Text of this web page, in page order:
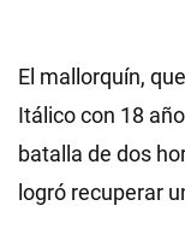
El mallorquín,
Itálico con 18
batalla de dos
logró recuperar